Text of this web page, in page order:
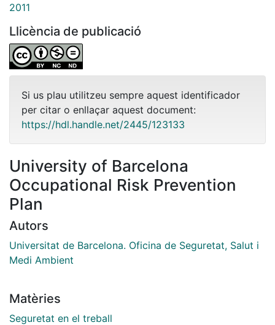
2011
Llicència de publicació
Si us plau utilitzeu sempre aquest identificador
per citar o enllaçar aquest document:
https://hdl.handle.net/2445/123133
University of Barcelona
Occupational Risk Prevention
Plan
Autors
Universitat de Barcelona. Oficina de Seguretat, Salut i
Medi Ambient
Matèries
Seguretat en el treball